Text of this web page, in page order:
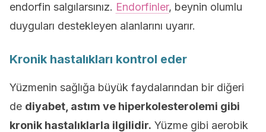
endorfin salgılarsınız. Endorfinler, beynin olumlu
duyguları destekleyen alanlarını uyarır.
Kronik hastalıkları kontrol eder
Yüzmenin sağlığa büyük faydalarından bir diğeri
de diyabet, astım ve hiperkolesterolemi gibi
kronik hastalıklarla ilgilidir. Yüzme gibi aerobik